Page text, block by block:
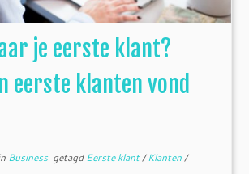
je eerste klant?
eerste klanten vond
Business getagdEerste klant/Klanten/